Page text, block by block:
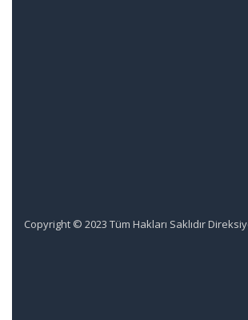
Copyright © 2023 Tüm Hakları Saklıdır